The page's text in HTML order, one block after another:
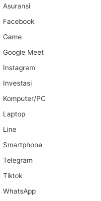
Asuransi
Facebook
Game
Google Meet
Instagram
Investasi
Komputer/PC
Laptop
Line
Smartphone
Telegram
Tiktok
WhatsApp